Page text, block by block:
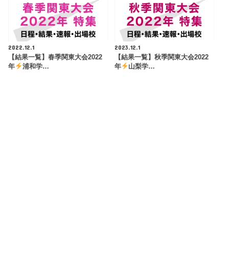
2022.12.1
【結果一覧】春季関東大会2022
年
浦和学…
2023.12.1
【結果一覧】秋季関東大会2022
年
山梨学…